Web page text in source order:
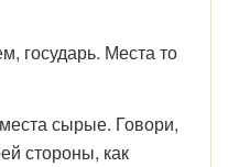
государь. Места то
сырые. Говори,
стороны, как